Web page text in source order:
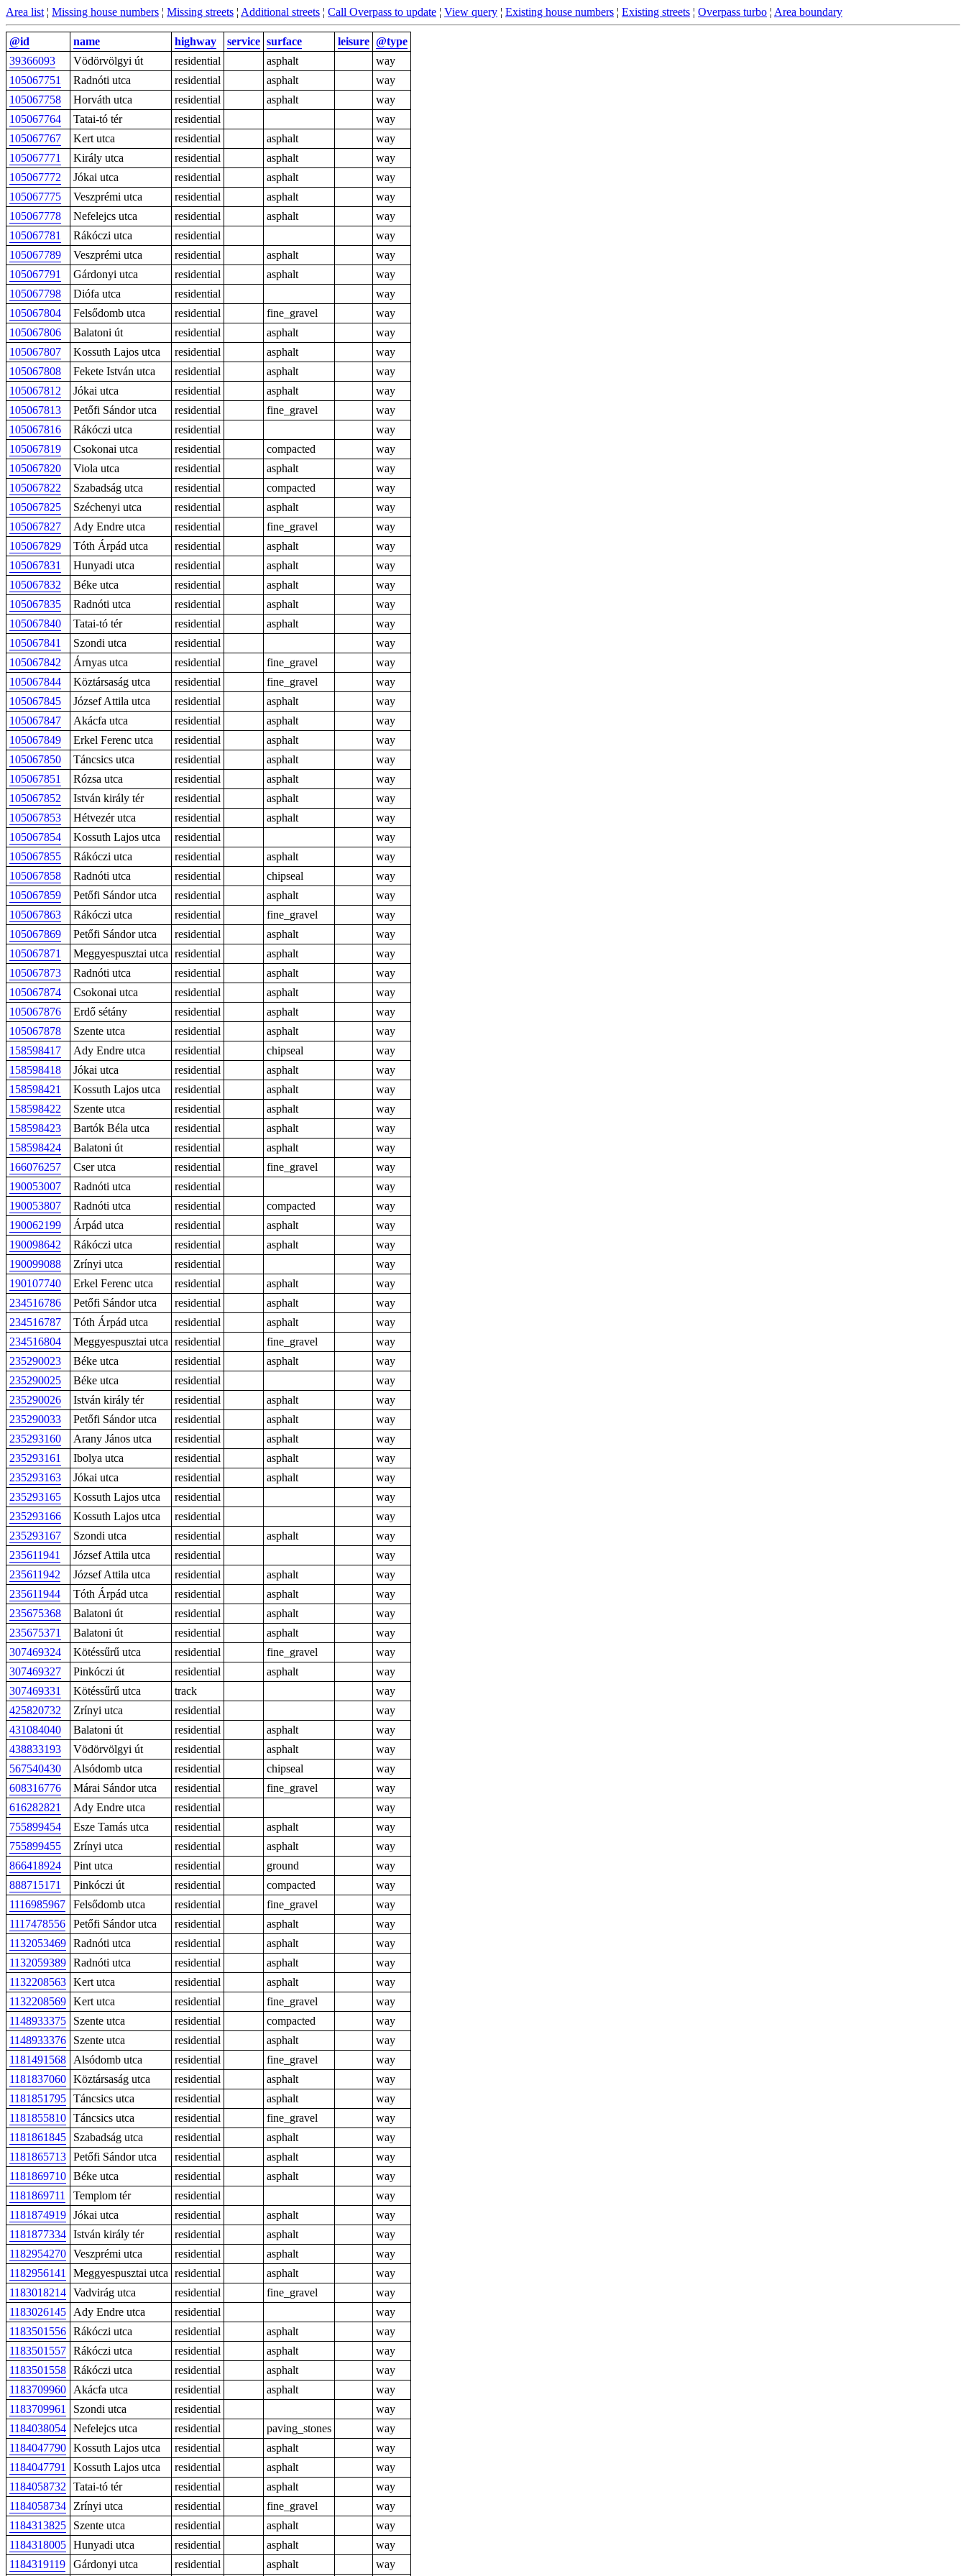
Area list ¦ Missing house numbers ¦ Missing streets ¦ Additional streets ¦ Call Overpass to update ¦ View query ¦ Existing house numbers ¦ Existing streets ¦ Overpass turbo ¦ Area boundary
@id name highway service surface leisure @type
39366093
Vödörvölgyi út residential asphalt
way
105067751
Radnóti utca residential asphalt
way
105067758
Horváth utca residential asphalt
way
105067764
Tatai-tó tér residential
way
105067767
Kert utca residential asphalt
way
105067771
Király utca residential asphalt
way
105067772
Jókai utca residential asphalt
way
105067775
Veszprémi utca residential asphalt
way
105067778
Nefelejcs utca residential asphalt
way
105067781
Rákóczi utca residential
way
105067789
Veszprémi utca residential asphalt
way
105067791
Gárdonyi utca residential asphalt
way
105067798
Diófa utca residential
way
105067804
Felsődomb utca residential fine_gravel
way
105067806
Balatoni út residential asphalt
way
105067807
Kossuth Lajos utca residential asphalt
way
105067808
Fekete István utca residential asphalt
way
105067812
Jókai utca residential asphalt
way
105067813
Petőfi Sándor utca residential fine_gravel
way
105067816
Rákóczi utca residential
way
105067819
Csokonai utca residential compacted
way
105067820
Viola utca residential asphalt
way
105067822
Szabadság utca residential compacted
way
105067825
Széchenyi utca residential asphalt
way
105067827
Ady Endre utca residential fine_gravel
way
105067829
Tóth Árpád utca residential asphalt
way
105067831
Hunyadi utca residential asphalt
way
105067832
Béke utca residential asphalt
way
105067835
Radnóti utca residential asphalt
way
105067840
Tatai-tó tér residential asphalt
way
105067841
Szondi utca residential
way
105067842
Árnyas utca residential fine_gravel
way
105067844
Köztársaság utca residential fine_gravel
way
105067845
József Attila utca residential asphalt
way
105067847
Akácfa utca residential asphalt
way
105067849
Erkel Ferenc utca residential asphalt
way
105067850
Táncsics utca residential asphalt
way
105067851
Rózsa utca residential asphalt
way
105067852
István király tér residential asphalt
way
105067853
Hétvezér utca residential asphalt
way
105067854
Kossuth Lajos utca residential
way
105067855
Rákóczi utca residential asphalt
way
105067858
Radnóti utca residential chipseal
way
105067859
Petőfi Sándor utca residential asphalt
way
105067863
Rákóczi utca residential fine_gravel
way
105067869
Petőfi Sándor utca residential asphalt
way
105067871
Meggyespusztai utca residential asphalt
way
105067873
Radnóti utca residential asphalt
way
105067874
Csokonai utca residential asphalt
way
105067876
Erdő sétány residential asphalt
way
105067878
Szente utca residential asphalt
way
158598417
Ady Endre utca residential chipseal
way
158598418
Jókai utca residential asphalt
way
158598421
Kossuth Lajos utca residential asphalt
way
158598422
Szente utca residential asphalt
way
158598423
Bartók Béla utca residential asphalt
way
158598424
Balatoni út residential asphalt
way
166076257
Cser utca residential fine_gravel
way
190053007
Radnóti utca residential
way
190053807
Radnóti utca residential compacted
way
190062199
Árpád utca residential asphalt
way
190098642
Rákóczi utca residential asphalt
way
190099088
Zrínyi utca residential
way
190107740
Erkel Ferenc utca residential asphalt
way
234516786
Petőfi Sándor utca residential asphalt
way
234516787
Tóth Árpád utca residential asphalt
way
234516804
Meggyespusztai utca residential fine_gravel
way
235290023
Béke utca residential asphalt
way
235290025
Béke utca residential
way
235290026
István király tér residential asphalt
way
235290033
Petőfi Sándor utca residential asphalt
way
235293160
Arany János utca residential asphalt
way
235293161
Ibolya utca residential asphalt
way
235293163
Jókai utca residential asphalt
way
235293165
Kossuth Lajos utca residential
way
235293166
Kossuth Lajos utca residential
way
235293167
Szondi utca residential asphalt
way
235611941
József Attila utca residential
way
235611942
József Attila utca residential asphalt
way
235611944
Tóth Árpád utca residential asphalt
way
235675368
Balatoni út residential asphalt
way
235675371
Balatoni út residential asphalt
way
307469324
Kötéssűrű utca residential fine_gravel
way
307469327
Pinkóczi út residential asphalt
way
307469331
Kötéssűrű utca track
way
425820732
Zrínyi utca residential
way
431084040
Balatoni út residential asphalt
way
438833193
Vödörvölgyi út residential asphalt
way
567540430
Alsódomb utca residential chipseal
way
608316776
Márai Sándor utca residential fine_gravel
way
616282821
Ady Endre utca residential
way
755899454
Esze Tamás utca residential asphalt
way
755899455
Zrínyi utca residential asphalt
way
866418924
Pint utca residential ground
way
888715171
Pinkóczi út residential compacted
way
1116985967
Felsődomb utca residential fine_gravel
way
1117478556
Petőfi Sándor utca residential asphalt
way
1132053469 Radnóti utca residential asphalt
way
1132059389 Radnóti utca residential asphalt
way
1132208563 Kert utca residential asphalt
way
1132208569 Kert utca residential fine_gravel
way
1148933375
Szente utca residential compacted
way
1148933376
Szente utca residential asphalt
way
1181491568
Alsódomb utca residential fine_gravel
way
1181837060 Köztársaság utca residential asphalt
way
1181851795 Táncsics utca residential asphalt
way
1181855810 Táncsics utca residential fine_gravel
way
1181861845
Szabadság utca residential asphalt
way
1181865713 Petőfi Sándor utca residential asphalt
way
1181869710 Béke utca residential asphalt
way
1181869711
Templom tér residential
way
1181874919 Jókai utca residential asphalt
way
1181877334 István király tér residential asphalt
way
1182954270 Veszprémi utca residential asphalt
way
1182956141
Meggyespusztai utca residential asphalt
way
1183018214 Vadvirág utca residential fine_gravel
way
1183026145
Ady Endre utca residential
way
1183501556 Rákóczi utca residential asphalt
way
1183501557 Rákóczi utca residential asphalt
way
1183501558 Rákóczi utca residential asphalt
way
1183709960
Akácfa utca residential asphalt
way
1183709961
Szondi utca residential
way
1184038054 Nefelejcs utca residential paving_stones
way
1184047790 Kossuth Lajos utca residential asphalt
way
1184047791
Kossuth Lajos utca residential asphalt
way
1184058732
Tatai-tó tér residential asphalt
way
1184058734
Zrínyi utca residential fine_gravel
way
1184313825
Szente utca residential asphalt
way
1184318005 Hunyadi utca residential asphalt
way
1184319119
Gárdonyi utca residential asphalt way